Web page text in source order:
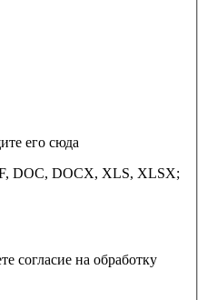
его сюда
DOC, DOCX, XLS, XLSX;
согласие на обработку